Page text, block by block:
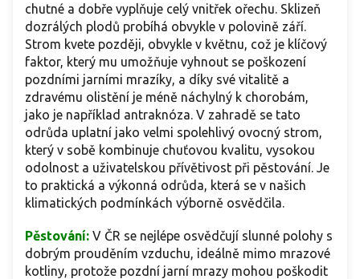
chutné a dobře vyplňuje celý vnitřek ořechu. Sklizeň
dozrálých plodů probíhá obvykle v polovině září.
Strom kvete později, obvykle v květnu, což je klíčový
faktor, který mu umožňuje vyhnout se poškození
pozdními jarními mrazíky, a díky své vitalitě a
zdravému olistění je méně náchylný k chorobám,
jako je například antraknóza. V zahradě se tato
odrůda uplatní jako velmi spolehlivý ovocný strom,
který v sobě kombinuje chuťovou kvalitu, vysokou
odolnost a uživatelskou přívětivost při pěstování. Je
to praktická a výkonná odrůda, která se v našich
klimatických podmínkách výborně osvědčila.
Pěstování: V ČR se nejlépe osvědčují slunné polohy s
dobrým prouděním vzduchu, ideálně mimo mrazové
kotliny, protože pozdní jarní mrazy mohou poškodit